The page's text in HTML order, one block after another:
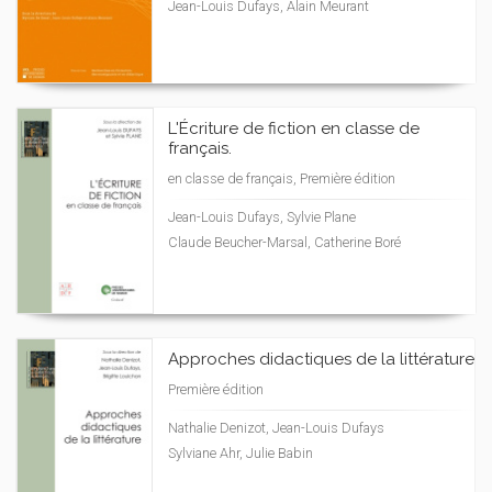
Jean-Louis Dufays, Alain Meurant
L'Écriture de fiction en classe de
français.
en classe de français, Première édition
Jean-Louis Dufays, Sylvie Plane
Claude Beucher-Marsal, Catherine Boré
Approches didactiques de la littérature
Première édition
Nathalie Denizot, Jean-Louis Dufays
Sylviane Ahr, Julie Babin